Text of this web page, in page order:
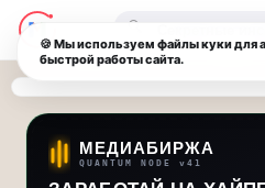
Последние
новости
и
обновления
потока:
—
🔍
МЕДИАБИРЖА
QUANTUM NODE v41
🍪 Мы используем файлы куки для
быстрой работы сайта.